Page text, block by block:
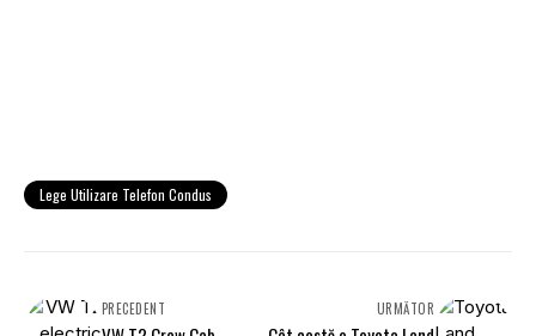
Lege Utilizare Telefon Condus
PRECEDENT URMĂTOR